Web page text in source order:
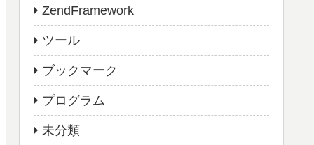
ZendFramework
ツール
ブックマーク
プログラム
未分類